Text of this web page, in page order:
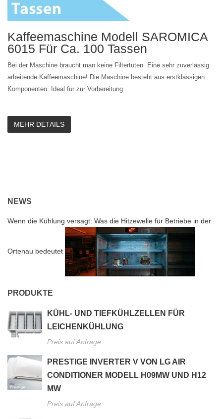
Kaffeemaschine Modell SAROMICA
6015 Für Ca. 100 Tassen
Bei der Maschine braucht man keine Filtertüten. Eine sehr zuverlässig
arbeitende Kaffeemaschine! Die Maschine besteht aus erstklassigen
Komponenten: Ideal für zur Vorbereitung
MEHR DETAILS
NEWS
Wenn die Kühlung versagt: Was die Hitzewelle für Betriebe in der
Ortenau bedeutet
PRODUKTE
KÜHL- UND TIEFKÜHLZELLEN FÜR
LEICHENKÜHLUNG
Preis auf Anfrage
PRESTIGE INVERTER V VON LG AIR
CONDITIONER MODELL H09MW UND H12
MW
Preis auf Anfrage